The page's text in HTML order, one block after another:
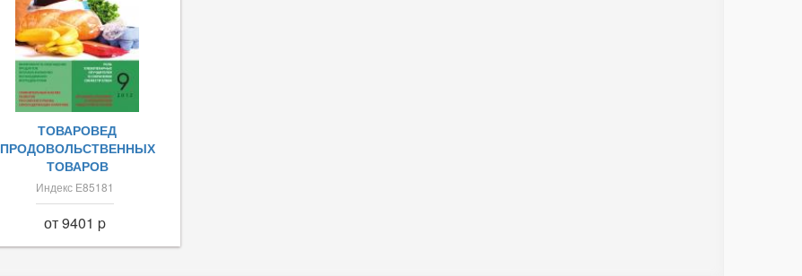
ТОВАРОВЕД
ПРОДОВОЛЬСТВЕННЫХ
ТОВАРОВ
Индекс Е85181
от 9401 p